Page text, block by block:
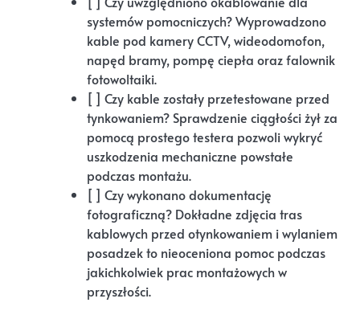
systemów pomocniczych? Wyprowadzono
kable pod kamery CCTV, wideodomofon,
napęd bramy, pompę ciepła oraz falownik
fotowoltaiki.
[ ] Czy kable zostały przetestowane przed
tynkowaniem? Sprawdzenie ciągłości żył za
pomocą prostego testera pozwoli wykryć
uszkodzenia mechaniczne powstałe
podczas montażu.
[ ] Czy wykonano dokumentację
fotograficzną? Dokładne zdjęcia tras
kablowych przed otynkowaniem i wylaniem
posadzek to nieoceniona pomoc podczas
jakichkolwiek prac montażowych w
przyszłości.